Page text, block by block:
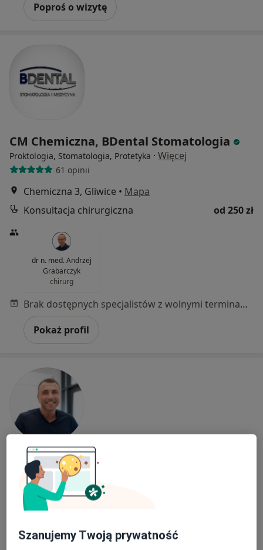
Poproś o wizytę
CM Chemiczna, BDental Stomatologia
Proktologia, Stomatologia, Protetyka · Więcej
61 opinii
Chemiczna 3, Gliwice • Mapa
Konsultacja chirurgiczna
od 250 zł
dr n. med. Andrzej
Grabarczyk
chirurg
Brak dostępnych specjalistów z wolnymi terminami w tym centrum medycznym.
Pokaż profil
Bezpieczne płatności
lek. Jan Bujok
Proktolog, Chirurg, Flebolog
Ginekologia Branickiego 10
Szanujemy Twoją prywatność